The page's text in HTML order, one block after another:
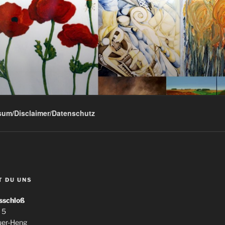
Disclaimer/Datenschutz
DU UNS
5
Heng